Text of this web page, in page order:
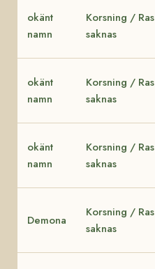
okänt
namn
Korsning / Ras
saknas
okänt
namn
Korsning / Ras
saknas
okänt
namn
Korsning / Ras
saknas
Demona
Korsning / Ras
saknas